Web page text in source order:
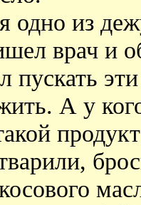
одно из
врач и
пускать
А у